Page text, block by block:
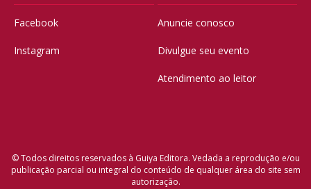
Facebook
Instagram
Anuncie conosco
Divulgue seu evento
Atendimento ao leitor
© Todos direitos reservados à Guiya Editora. Vedada a reprodução e/ou
publicação parcial ou integral do conteúdo de qualquer área do site sem
autorização.